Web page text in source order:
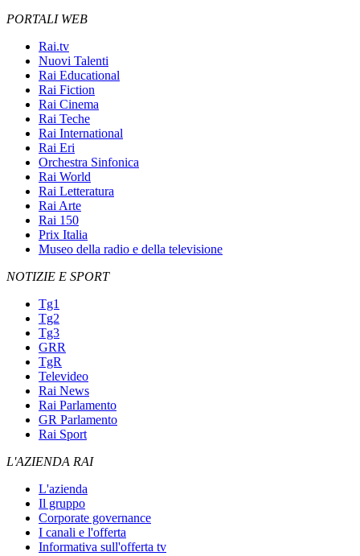
PORTALI WEB
Rai.tv
Nuovi Talenti
Rai Educational
Rai Fiction
Rai Cinema
Rai Teche
Rai International
Rai Eri
Orchestra Sinfonica
Rai World
Rai Letteratura
Rai Arte
Rai 150
Prix Italia
Museo della radio e della televisione
NOTIZIE E SPORT
Tg1
Tg2
Tg3
GRR
TgR
Televideo
Rai News
Rai Parlamento
GR Parlamento
Rai Sport
L'AZIENDA RAI
L'azienda
Il gruppo
Corporate governance
I canali e l'offerta
Informativa sull'offerta tv